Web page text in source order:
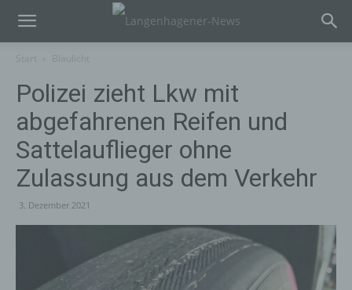
Polizei zieht Lkw mit
abgefahrenen Reifen und
Sattelauflieger ohne
Zulassung aus dem Verkehr
3. Dezember 2021